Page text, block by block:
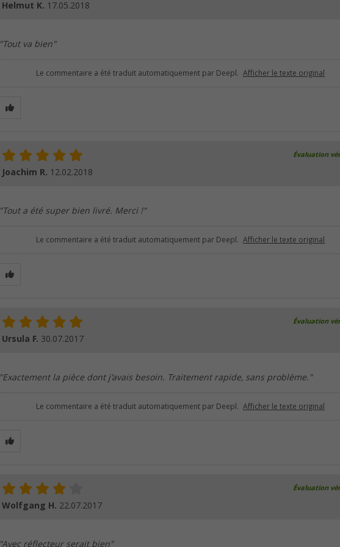
Helmut K. 17.05.2018
"Tout va bien"
Le commentaire a été traduit automatiquement par Deepl. Afficher le texte original
Évaluation
Joachim R. 12.02.2018
"Tout a été super bien livré. Merci !"
Le commentaire a été traduit automatiquement par Deepl. Afficher le texte original
Évaluation
Ursula F. 30.07.2017
"Exactement la pièce dont j'avais besoin. Traitement rapide, sans problème."
Le commentaire a été traduit automatiquement par Deepl. Afficher le texte original
Évaluation
Wolfgang H. 22.07.2017
"Avec réflecteur serait bien"